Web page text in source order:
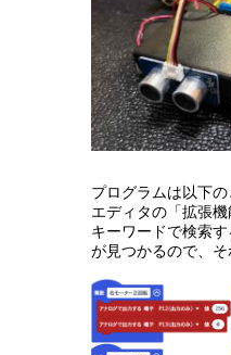
プログラムは以下
エディタの「拡張
キーワードで検索
が見つかるので、そ